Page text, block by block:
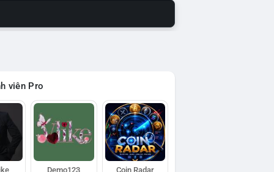
viên Pro
Demo123 Coin Radar